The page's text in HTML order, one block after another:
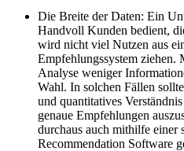
Die Breite der Daten: Ein
Handvoll Kunden bedient,
wird nicht viel Nutzen aus
Empfehlungssystem ziehen.
Analyse weniger
Wahl. In solchen Fällen
und quantitatives
genaue Empfehlungen
durchaus auch mithilfe einer
Recommendation Software